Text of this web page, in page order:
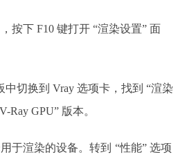
按下 F10 键打开 “渲染设置” 面
中切换到 Vray 选项卡，找到 “渲染
Ray GPU” 版本。
于渲染的设备。转到 “性能” 选项